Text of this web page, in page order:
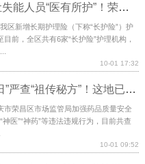
【关注】让失能人员“医有所护”！荣昌区“长护险”定点服务机构增至6家
区新增长期护理险（下称“长护险”）护
目前，全区共有6家“长护险”护理机构，
10-01 17:32
专选“赶场日”严查“祖传秘方”！这地已查处5名“神医”
市荣昌区市场监管局加强药品质量安全
神医”“神药”等违法违规行为，目前共查
10-01 09:52